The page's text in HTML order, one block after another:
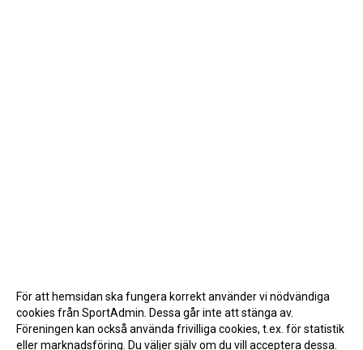
För att hemsidan ska fungera korrekt använder vi nödvändiga
cookies från SportAdmin. Dessa går inte att stänga av.
Föreningen kan också använda frivilliga cookies, t.ex. för statistik
eller marknadsföring. Du väljer själv om du vill acceptera dessa.